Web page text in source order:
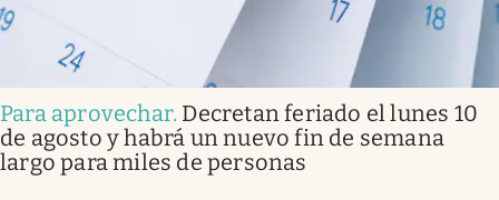
Para aprovechar. Decretan feriado el lunes 10
de agosto y habrá un nuevo fin de semana
largo para miles de personas